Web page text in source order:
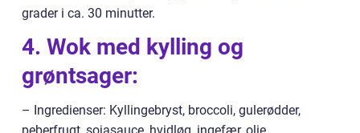
grader i ca. 30 minutter.
4. Wok med kylling og
grøntsager:
– Ingredienser: Kyllingebryst, broccoli, gulerødder,